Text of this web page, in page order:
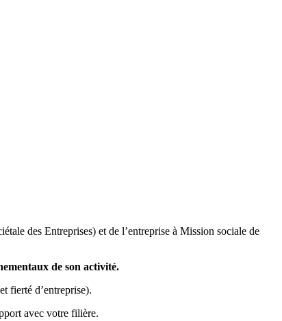
des Entreprises) et de l’entreprise à Mission sociale de
de son activité.
fierté d’entreprise).
avec votre filière.